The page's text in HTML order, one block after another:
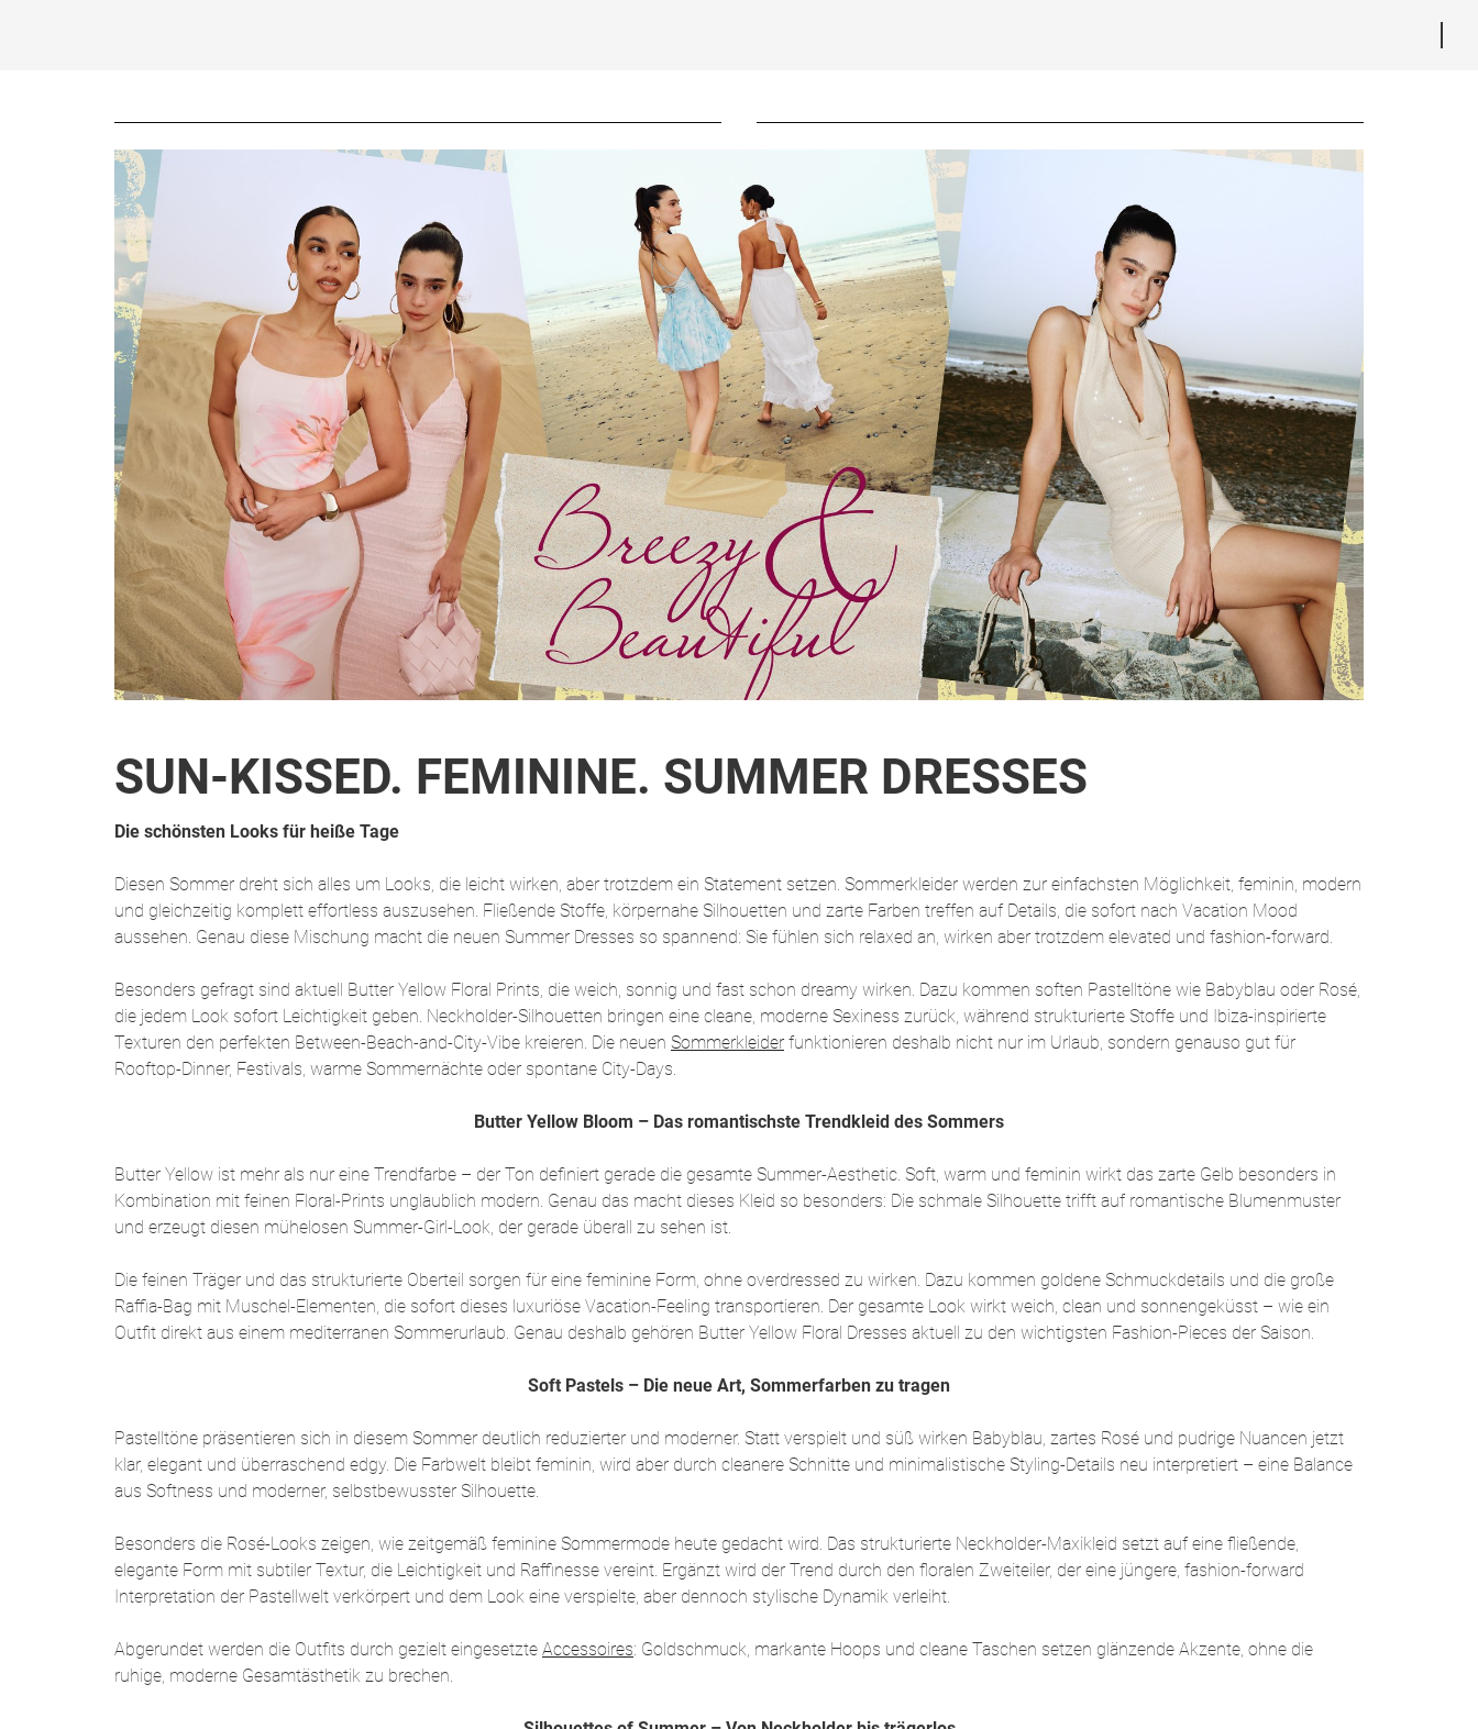
SUN-KISSED. FEMININE. SUMMER DRESSES
Die schönsten Looks für heiße Tage
Diesen Sommer dreht sich alles um Looks, die leicht wirken, aber trotzdem ein Statement setzen. Sommerkleider werden zur einfachsten Möglichkeit, feminin, modern
und gleichzeitig komplett effortless auszusehen. Fließende Stoffe, körpernahe Silhouetten und zarte Farben treffen auf Details, die sofort nach Vacation Mood
aussehen. Genau diese Mischung macht die neuen Summer Dresses so spannend: Sie fühlen sich relaxed an, wirken aber trotzdem elevated und fashion-forward.
Besonders gefragt sind aktuell Butter Yellow Floral Prints, die weich, sonnig und fast schon dreamy wirken. Dazu kommen soften Pastelltöne wie Babyblau oder Rosé,
die jedem Look sofort Leichtigkeit geben. Neckholder-Silhouetten bringen eine cleane, moderne Sexiness zurück, während strukturierte Stoffe und Ibiza-inspirierte
Texturen den perfekten Between-Beach-and-City-Vibe kreieren. Die neuen Sommerkleider funktionieren deshalb nicht nur im Urlaub, sondern genauso gut für
Rooftop-Dinner, Festivals, warme Sommernächte oder spontane City-Days.
Butter Yellow Bloom – Das romantischste Trendkleid des Sommers
Butter Yellow ist mehr als nur eine Trendfarbe – der Ton definiert gerade die gesamte Summer-Aesthetic. Soft, warm und feminin wirkt das zarte Gelb besonders in
Kombination mit feinen Floral-Prints unglaublich modern. Genau das macht dieses Kleid so besonders: Die schmale Silhouette trifft auf romantische Blumenmuster
und erzeugt diesen mühelosen Summer-Girl-Look, der gerade überall zu sehen ist.
Die feinen Träger und das strukturierte Oberteil sorgen für eine feminine Form, ohne overdressed zu wirken. Dazu kommen goldene Schmuckdetails und die große
Raffia-Bag mit Muschel-Elementen, die sofort dieses luxuriöse Vacation-Feeling transportieren. Der gesamte Look wirkt weich, clean und sonnengeküsst – wie ein
Outfit direkt aus einem mediterranen Sommerurlaub. Genau deshalb gehören Butter Yellow Floral Dresses aktuell zu den wichtigsten Fashion-Pieces der Saison.
Soft Pastels – Die neue Art, Sommerfarben zu tragen
Pastelltöne präsentieren sich in diesem Sommer deutlich reduzierter und moderner. Statt verspielt und süß wirken Babyblau, zartes Rosé und pudrige Nuancen jetzt
klar, elegant und überraschend edgy. Die Farbwelt bleibt feminin, wird aber durch cleanere Schnitte und minimalistische Styling-Details neu interpretiert – eine Balance
aus Softness und moderner, selbstbewusster Silhouette.
Besonders die Rosé-Looks zeigen, wie zeitgemäß feminine Sommermode heute gedacht wird. Das strukturierte Neckholder-Maxikleid setzt auf eine fließende,
elegante Form mit subtiler Textur, die Leichtigkeit und Raffinesse vereint. Ergänzt wird der Trend durch den floralen Zweiteiler, der eine jüngere, fashion-forward
Interpretation der Pastellwelt verkörpert und dem Look eine verspielte, aber dennoch stylische Dynamik verleiht.
Abgerundet werden die Outfits durch gezielt eingesetzte Accessoires: Goldschmuck, markante Hoops und cleane Taschen setzen glänzende Akzente, ohne die
ruhige, moderne Gesamtästhetik zu brechen.